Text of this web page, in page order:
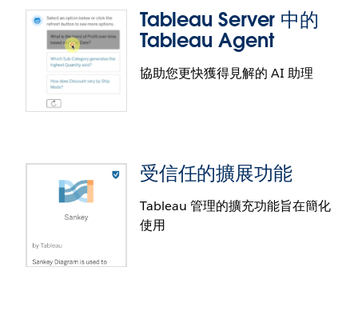
回應方式，可以直接向作者提供意見回饋。
在 Tableau Public 上尋找作者
容，藉以激發靈感。
Tableau Server 中的
Tableau Agent
協助您更快獲得見解的 AI 助理
Tableau Server 中的 Tableau Agent
受信任的擴展功能
Tableau 管理的擴充功能旨在簡化
使用